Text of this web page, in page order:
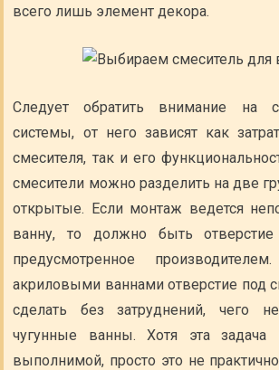
всего лишь элемент декора.
Следует обратить внимание на
системы, от него зависят как
смесителя, так и его
смесители можно разделить на две
открытые. Если монтаж ведется
ванну, то должно быть
предусмотренное
акриловыми ваннами отверстие под
сделать без затруднений, чего
чугунные ванны. Хотя эта задача
выполнимой, просто это не